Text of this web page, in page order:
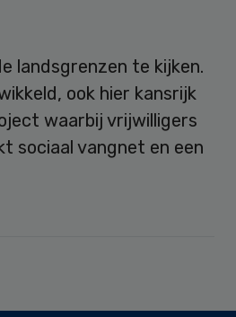
landsgrenzen te kijken.
ook hier kansrijk
waarbij vrijwilligers
sociaal vangnet en een